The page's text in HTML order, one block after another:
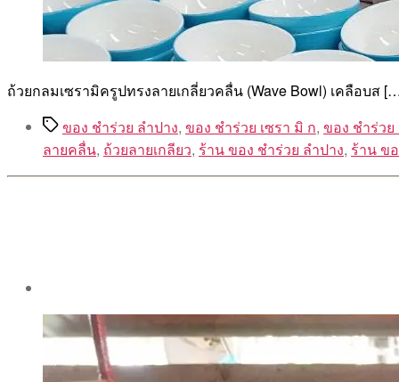
ถ้วยกลมเซรามิครูปทรงลายเกลี่ยวคลื่น (Wave Bowl) เคลือบส
Tagsของ ชำร่วย ลำปาง, ของ ชำร่วย เซรา มิ ก, ของ ชำร่วย
ลายคลื่น, ถ้วยลายเกลียว, ร้าน ของ ชำร่วย ลำปาง, ร้าน ข
By
Aea